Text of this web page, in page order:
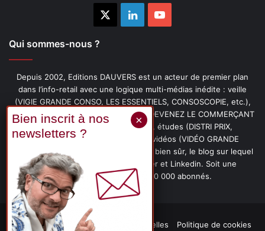
LinkedinYouTube
Qui sommes-nous ?
Depuis 2002, Editions DAUVERS est un acteur de premier plan
dans l’info-retail avec une logique multi-médias inédite : veille
(VIGIE GRANDE CONSO, LES ESSENTIELS, CONSOSCOPIE, etc.),
livres (PENSER-CLIENT, IMAGE-PRIX, DEVENEZ LE COMMERÇANT
PRÉFÉRÉ DE VOS CLIENTS, etc.), études (DISTRI PRIX,
PROMOFLASH, DRIVE INSIGHTS), vidéos (VIDÉO GRANDE
CONSO), podcasts (CAFÉ CONSO) et, bien sûr, le blog sur lequel
vous êtes, ainsi que les fils Twitter et Linkedin. Soit une
communauté de plus de 150 000 abonnés.
Mentions légales Données personnelles Politique de cookies